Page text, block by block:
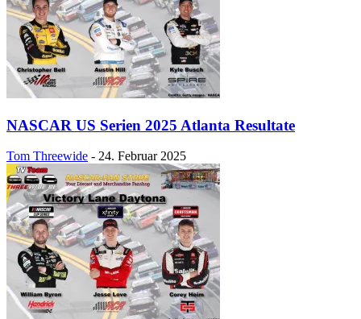
NASCAR US Serien 2025 Atlanta Resultate
Tom Threewide - 24. Februar 2025